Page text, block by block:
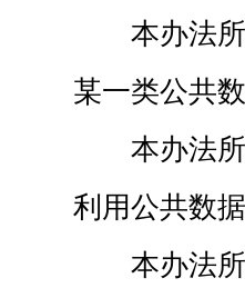
本办法
某一类公共
本办法
利用公共数
本办法